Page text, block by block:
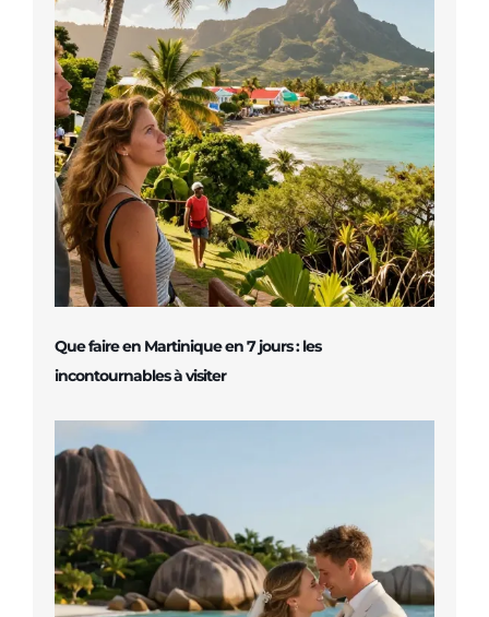
Que faire en Martinique en 7 jours : les
incontournables à visiter